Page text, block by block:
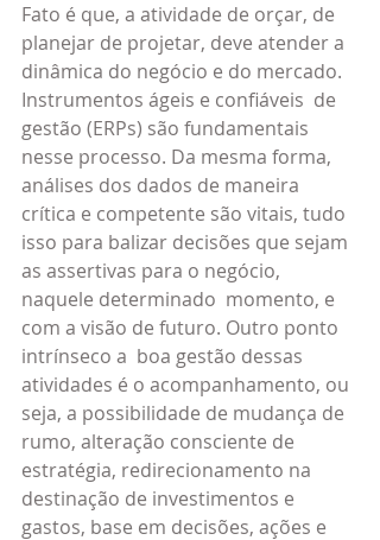
Fato é que, a atividade de orçar, de
planejar de projetar, deve atender a
dinâmica do negócio e do mercado.
Instrumentos ágeis e confiáveis  de
gestão (ERPs) são fundamentais
nesse processo. Da mesma forma,
análises dos dados de maneira
crítica e competente são vitais, tudo
isso para balizar decisões que sejam
as assertivas para o negócio,
naquele determinado  momento, e
com a visão de futuro. Outro ponto
intrínseco a  boa gestão dessas
atividades é o acompanhamento, ou
seja, a possibilidade de mudança de
rumo, alteração consciente de
estratégia, redirecionamento na
destinação de investimentos e
gastos, base em decisões, ações e